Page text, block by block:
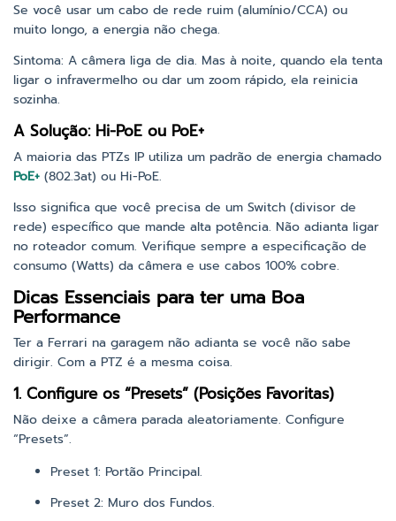
Se você usar um cabo de rede ruim (alumínio/CCA) ou
muito longo, a energia não chega.
Sintoma: A câmera liga de dia. Mas à noite, quando ela tenta
ligar o infravermelho ou dar um zoom rápido, ela reinicia
sozinha.
A Solução: Hi-PoE ou PoE+
A maioria das PTZs IP utiliza um padrão de energia chamado
PoE+ (802.3at) ou Hi-PoE.
Isso significa que você precisa de um Switch (divisor de
rede) específico que mande alta potência. Não adianta ligar
no roteador comum. Verifique sempre a especificação de
consumo (Watts) da câmera e use cabos 100% cobre.
Dicas Essenciais para ter uma Boa
Performance
Ter a Ferrari na garagem não adianta se você não sabe
dirigir. Com a PTZ é a mesma coisa.
1. Configure os “Presets” (Posições Favoritas)
Não deixe a câmera parada aleatoriamente. Configure
“Presets”.
Preset 1: Portão Principal.
Preset 2: Muro dos Fundos.